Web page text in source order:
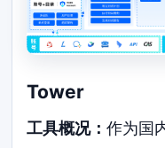
Tower
工具概况：作为国